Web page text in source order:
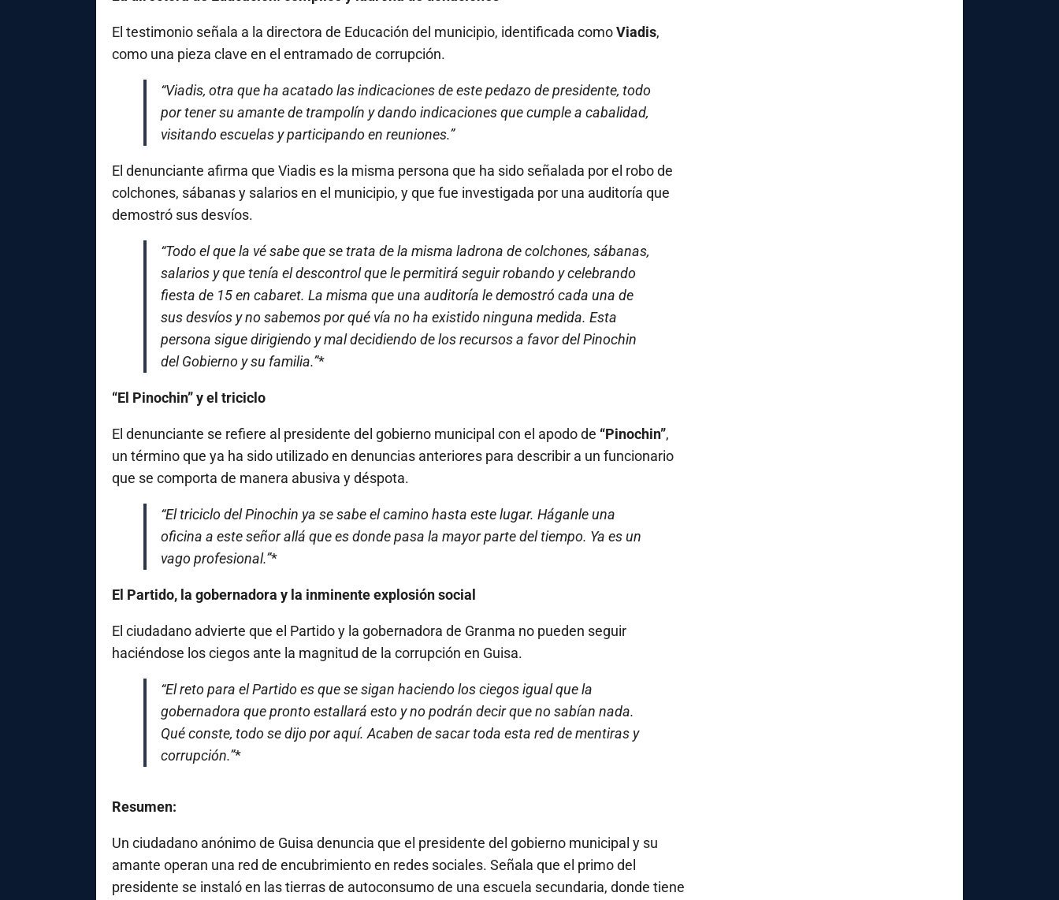
El testimonio señala a la directora de Educación del municipio, identificada comoViadis,
como una pieza clave en el entramado de corrupción.
“Viadis, otra que ha acatado las indicaciones de este pedazo de presidente, todo
por tener su amante de trampolín y dando indicaciones que cumple a cabalidad,
visitando escuelas y participando en reuniones.”
El denunciante afirma que Viadis es la misma persona que ha sido señalada por el robo de
colchones, sábanas y salarios en el municipio, y que fue investigada por una auditoría que
demostró sus desvíos.
“Todo el que la vé sabe que se trata de la misma ladrona de colchones, sábanas,
salarios y que tenía el descontrol que le permitirá seguir robando y celebrando
fiesta de 15 en cabaret. La misma que una auditoría le demostró cada una de
sus desvíos y no sabemos por qué vía no ha existido ninguna medida. Esta
persona sigue dirigiendo y mal decidiendo de los recursos a favor del Pinochin
del Gobierno y su familia.”*
“El Pinochin” y el triciclo
El denunciante se refiere al presidente del gobierno municipal con el apodo de “Pinochin”,
un término que ya ha sido utilizado en denuncias anteriores para describir a un funcionario
que se comporta de manera abusiva y déspota.
“El triciclo del Pinochin ya se sabe el camino hasta este lugar. Háganle una
oficina a este señor allá que es donde pasa la mayor parte del tiempo. Ya es un
vago profesional.”*
El Partido, la gobernadora y la inminente explosión social
El ciudadano advierte que el Partido y la gobernadora de Granma no pueden seguir
haciéndose los ciegos ante la magnitud de la corrupción en Guisa.
“El reto para el Partido es que se sigan haciendo los ciegos igual que la
gobernadora que pronto estallará esto y no podrán decir que no sabían nada.
Qué conste, todo se dijo por aquí. Acaben de sacar toda esta red de mentiras y
corrupción.”*
Resumen:
Un ciudadano anónimo de Guisa denuncia que el presidente del gobierno municipal y su
amante operan una red de encubrimiento en redes sociales. Señala que el primo del
presidente se instaló en las tierras de autoconsumo de una escuela secundaria, donde tiene